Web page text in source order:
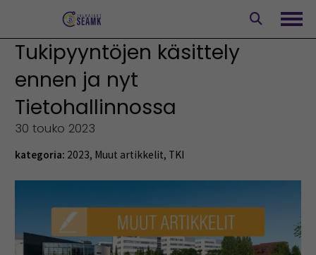
Tukipyyntöjen käsittely
ennen ja nyt
Tietohallinnossa
30 touko 2023
kategoria: 2023, Muut artikkelit, TKI